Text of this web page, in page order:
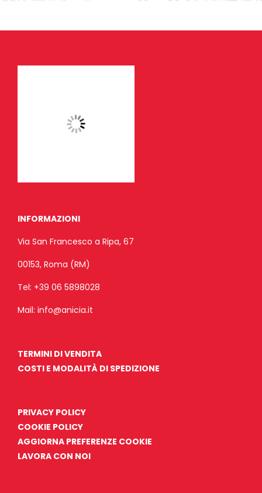
INFORMAZIONI
Via San Francesco a Ripa, 67
00153, Roma (RM)
Tel: +39 06 5898028
Mail: info@anicia.it
TERMINI DI VENDITA
COSTI E MODALITÀ DI SPEDIZIONE
PRIVACY POLICY
COOKIE POLICY
AGGIORNA PREFERENZE COOKIE
LAVORA CON NOI